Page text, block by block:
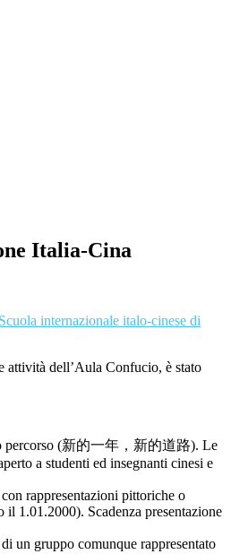
Italia-Cina
Scuola internazionale italo-cinese di
attività dell’Aula Confucio, è stato
percorso (新的一年，新的道路). Le
a studenti ed insegnanti cinesi e
rappresentazioni pittoriche o
1.01.2000). Scadenza presentazione
un gruppo comunque rappresentato